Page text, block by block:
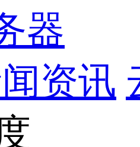
器
资讯